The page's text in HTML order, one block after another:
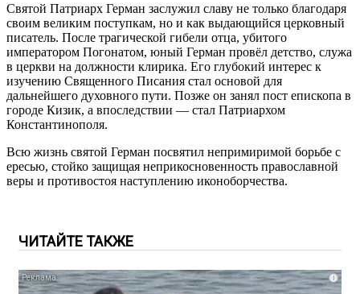
Святой Патриарх Герман заслужил славу не только благодаря
своим великим поступкам, но и как выдающийся церковный
писатель. После трагической гибели отца, убитого
императором Погонатом, юный Герман провёл детство, служа
в церкви на должности клирика. Его глубокий интерес к
изучению Священного Писания стал основой для
дальнейшего духовного пути. Позже он занял пост епископа в
городе Кизик, а впоследствии — стал Патриархом
Константинополя.
Всю жизнь святой Герман посвятил непримиримой борьбе с
ересью, стойко защищая неприкосновенность православной
веры и противостоя наступлению иконоборчества.
ЧИТАЙТЕ ТАКЖЕ
i